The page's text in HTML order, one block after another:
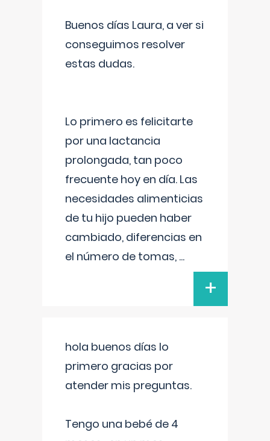
Buenos días Laura, a ver si
conseguimos resolver
estas dudas.
Lo primero es felicitarte
por una lactancia
prolongada, tan poco
frecuente hoy en día. Las
necesidades alimenticias
de tu hijo pueden haber
cambiado, diferencias en
el número de tomas, ...
+
hola buenos días lo
primero gracias por
atender mis preguntas.
Tengo una bebé de 4